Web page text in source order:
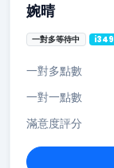
婉晴
一對多等待中 i349
一對多點數
一對一點數
滿意度評分